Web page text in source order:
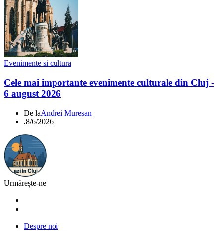
Evenimente si cultura
Cele mai importante evenimente culturale din Cluj -
6 august 2026
De laAndrei Mureșan
.8/6/2026
Urmărește-ne
Despre noi